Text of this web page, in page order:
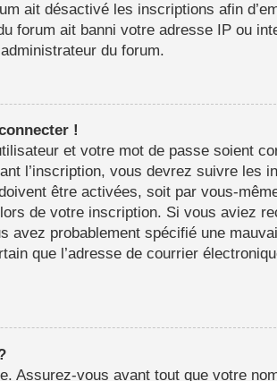
ait désactivé les inscriptions afin
forum ait banni votre adresse IP ou
du forum.
!
et votre mot de passe soient
l’inscription, vous devrez suivre
être activées, soit par vous-
de votre inscription. Si vous aviez
avez probablement spécifié une
que l’adresse de courrier
Assurez-vous avant tout que votre